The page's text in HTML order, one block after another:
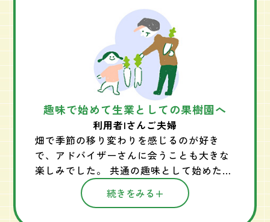
趣味で始めて生業としての果樹園へ
利用者Iさんご夫婦
畑で季節の移り変わりを感じるのが好き
で、アドバイザーさんに会うことも大きな
楽しみでした。 共通の趣味として始めた家
庭菜園でしたが、次第に農業で生計を立
て、自然豊かな場所で暮らしたいと思うよ
続きをみる